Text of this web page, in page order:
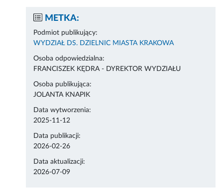
METKA:
Podmiot publikujący:
WYDZIAŁ DS. DZIELNIC MIASTA KRAKOWA
Osoba odpowiedzialna:
FRANCISZEK KĘDRA - DYREKTOR WYDZIAŁU
Osoba publikująca:
JOLANTA KNAPIK
Data wytworzenia:
2025-11-12
Data publikacji:
2026-02-26
Data aktualizacji:
2026-07-09